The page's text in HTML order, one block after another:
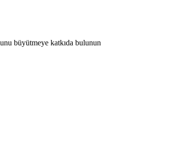
büyütmeye katkıda bulunun